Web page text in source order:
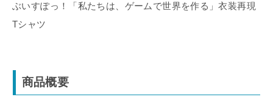
ぶいすぽっ！「私たちは、ゲームで世界を作る」衣装再現
Tシャツ
商品概要